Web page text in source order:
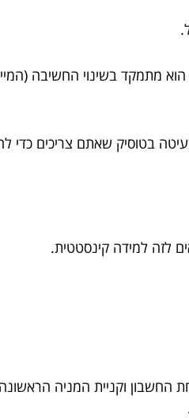
מתמקד בשינוי החשיבה
בטוסיק שאתם צריכים כדי
לזה למידה קינסטטית.
(נניח 2,000 שקל). עצם הפעולה של פתיחת החשבון וקניית